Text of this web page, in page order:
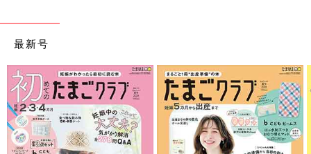
運良く見事な夕焼けでした。が、ものすごい湿気と暑さ。人の数
もやっぱりすごかった。
予約した阿妹茶楼へたどりつけないのでは？ というくらい、人
をかきわけかきわけお店へ到着。席に通されたら。
空はオレンジから紫、ピンク色と見事なグラデーションで、遠く
には海、ノスタルジックな赤い提灯とともに、異空間をかもしだ
していました。
行ってよかった！ 人の数はすごかったけど（笑）」
最新号